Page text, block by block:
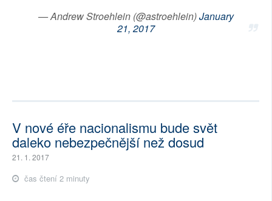
— Andrew Stroehlein (@astroehlein)January
21, 2017
V nové éře nacionalismu bude svět
daleko nebezpečnější než dosud
21. 1. 2017
čas čtení 2 minuty